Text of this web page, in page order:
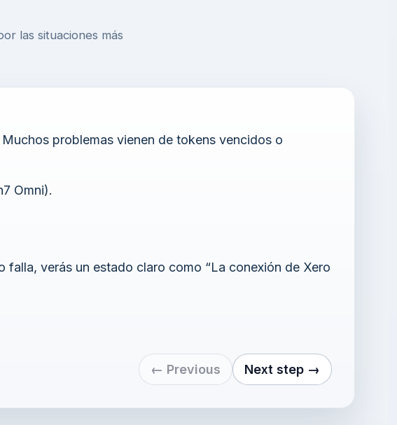
las situaciones más
problemas vienen de tokens vencidos o
Omni).
falla, verás un estado claro como “La conexión de Xero
← Previous Next step →